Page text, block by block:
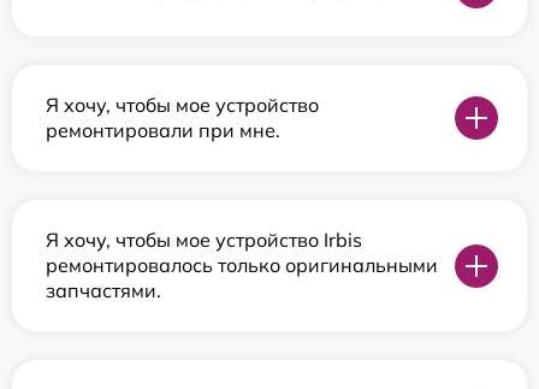
Я хочу, чтобы мое устройство
ремонтировали при мне.
Я хочу, чтобы мое устройство Irbis
ремонтировалось только оригинальными
запчастями.